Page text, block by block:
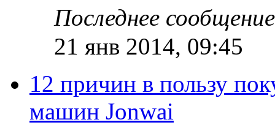
Последнее
21 янв 2014, 09:45
12 причин в пользу
машин Jonwai